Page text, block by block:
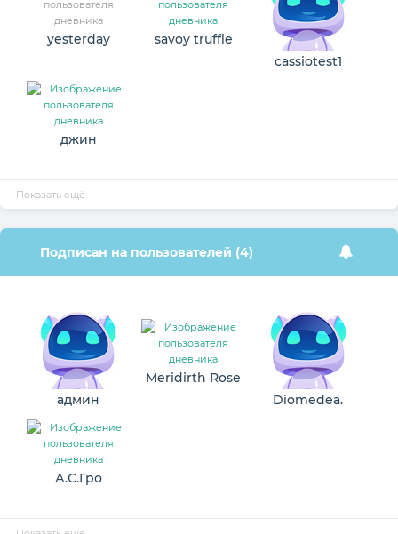
yesterday
savoy truffle
cassiotest1
джин
Показать ещё
Подписан на пользователей (4)
админ
Meridirth Rose
Diomedea.
А.С.Гро